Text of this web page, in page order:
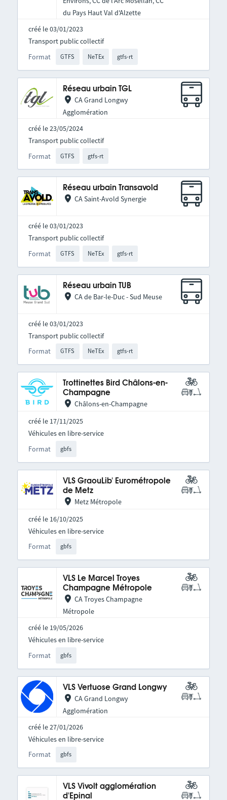
du Pays Haut Val d'Alzette
créé le 03/01/2023
Format GTFS NeTEx gtfs-rt
Transport public collectif
Réseau urbain TGL
CA Grand Longwy
Agglomération
créé le 23/05/2024
Format GTFS gtfs-rt
Transport public collectif
Réseau urbain Transavold
CA Saint-Avold Synergie
créé le 03/01/2023
Format GTFS NeTEx gtfs-rt
Transport public collectif
Réseau urbain TUB
CA de Bar-le-Duc - Sud Meuse
créé le 03/01/2023
Format GTFS NeTEx gtfs-rt
Transport public collectif
Trottinettes Bird Châlons-en-
Champagne
Châlons-en-Champagne
créé le 17/11/2025
Format gbfs
Véhicules en libre-service
VLS GraouLib' Eurométropole
de Metz
Metz Métropole
créé le 16/10/2025
Format gbfs
Véhicules en libre-service
VLS Le Marcel Troyes
Champagne Métropole
CA Troyes Champagne
Métropole
créé le 19/05/2026
Format gbfs
Véhicules en libre-service
VLS Vertuose Grand Longwy
CA Grand Longwy
Agglomération
créé le 27/01/2026
Format gbfs
Véhicules en libre-service
VLS Vivolt agglomération
d'Epinal